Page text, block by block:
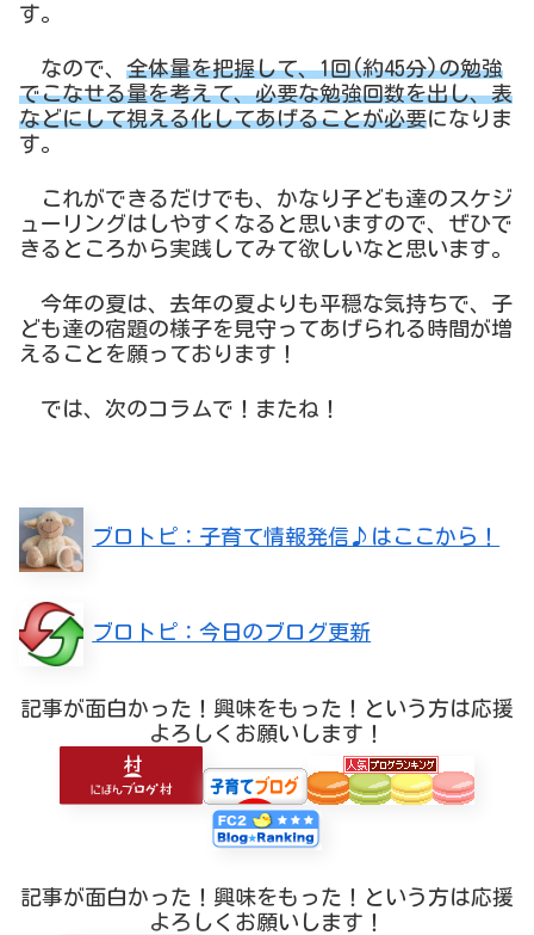
す。
なので、 全体量を把握して、1回(約45分)の勉強
でこなせる量を考えて、必要な勉強回数を出し、表
などにして視える化してあげることが必要になりま
す。
これができるだけでも、かなり子ども達のスケジ
ューリングはしやすくなると思いますので、ぜひで
きるところから実践してみて欲しいなと思います。
今年の夏は、去年の夏よりも平穏な気持ちで、子
ども達の宿題の様子を見守ってあげられる時間が増
えることを願っております！
では、次のコラムで！またね！
ブロトピ：子育て情報発信♪はここから！
ブロトピ：今日のブログ更新
記事が面白かった！興味をもった！という方は応援
よろしくお願いします！
記事が面白かった！興味をもった！という方は応援
よろしくお願いします！